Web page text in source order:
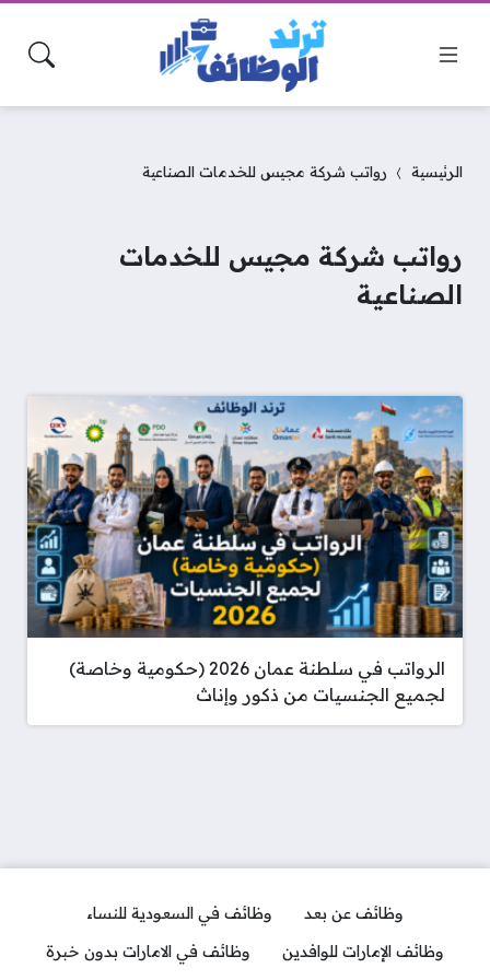
الرئيسية رواتب شركة مجيس للخدمات الصناعية
رواتب شركة مجيس للخدمات
الصناعية
الرواتب في سلطنة عمان 2026 (حكومية وخاصة)
لجميع الجنسيات من ذكور وإناث
وظائف عن بعد
وظائف في السعودية للنساء
وظائف الإمارات للوافدين
وظائف في الامارات بدون خبرة